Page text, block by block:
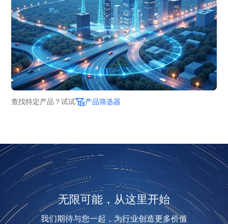
查找特定产品？试试 产品筛选器
无限可能，从这里开始
我们期待与您一起，为行业创造更多价值